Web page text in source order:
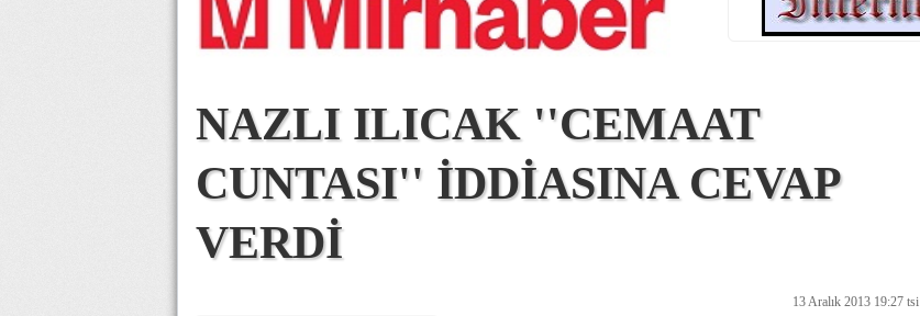
NAZLI ILICAK ''CEMAAT
CUNTASI'' İDDİASINA CEVAP
VERDİ
13 Aralık 2013 19:27 tsi